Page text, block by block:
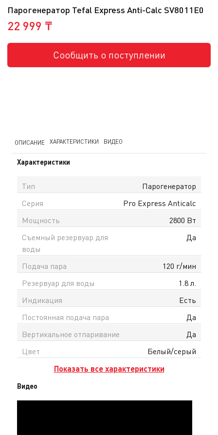
Парогенератор Tefal Express Anti-Calc SV8011E0
22 999 ₸
Сообщить о поступлении
ОПИСАНИЕ ХАРАКТЕРИСТИКИ ВИДЕО
Характеристики
Тип
Парогенератор
Серия
Pro Express Anticalc
Мощность
2800 Вт
Съемный резервуар для
воды
Да
Подача пара
120 г/мин
Резервуар для воды
1.8 л.
Индикация
Есть
Постоянная подача пара
Да
Вертикальное отпаривание
Да
Цвет
Белый/серый
Показать все характеристики
Видео